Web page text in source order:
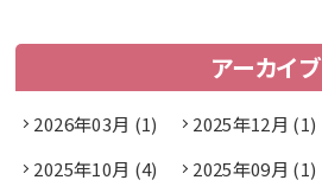
アーカイブ
2026年03月 (1) 2025年12月 (1)
2025年10月 (4)
2025年09月 (1)